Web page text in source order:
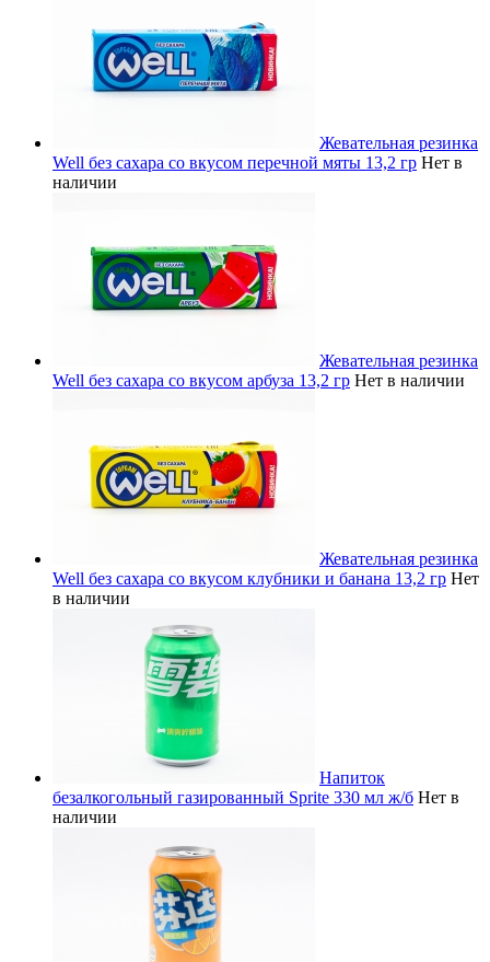
Жевательная резинка
Well без сахара со вкусом перечной мяты 13,2 гр Нет в
наличии
Жевательная резинка
Well без сахара со вкусом арбуза 13,2 гр Нет в наличии
Жевательная резинка
Well без сахара со вкусом клубники и банана 13,2 гр Нет
в наличии
Напиток
безалкогольный газированный Sprite 330 мл ж/б Нет в
наличии